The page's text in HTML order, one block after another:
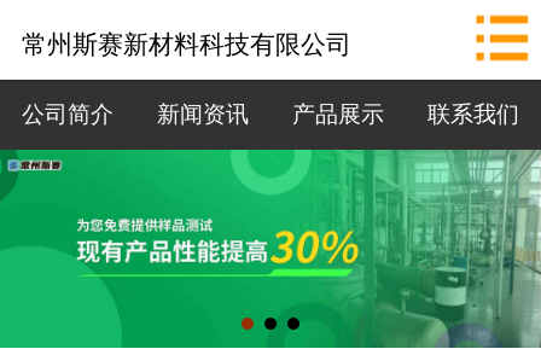
新闻资讯
产品展示
联系我们
拨打电话
常州斯赛新材料科技有限公司
公司简介 新闻资讯 产品展示 联系我们